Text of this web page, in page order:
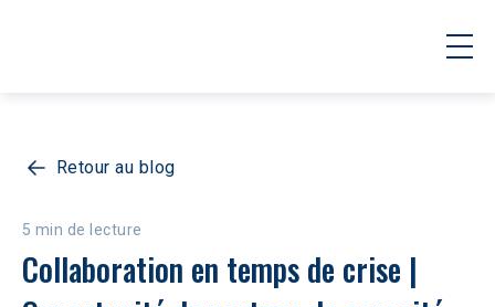
Retour au blog
5 min de lecture
Collaboration en temps de crise |